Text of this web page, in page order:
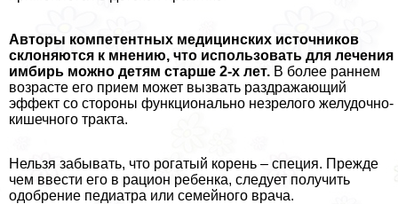
Авторы компетентных медицинских источников
склоняются к мнению, что использовать для лечения
имбирь можно детям старше 2-х лет. В более раннем
возрасте его прием может вызвать раздражающий
эффект со стороны функционально незрелого желудочно-
кишечного тpaкта.
Нельзя забывать, что рогатый корень – специя. Прежде
чем ввести его в рацион ребенка, следует получить
одобрение педиатра или семейного врача.